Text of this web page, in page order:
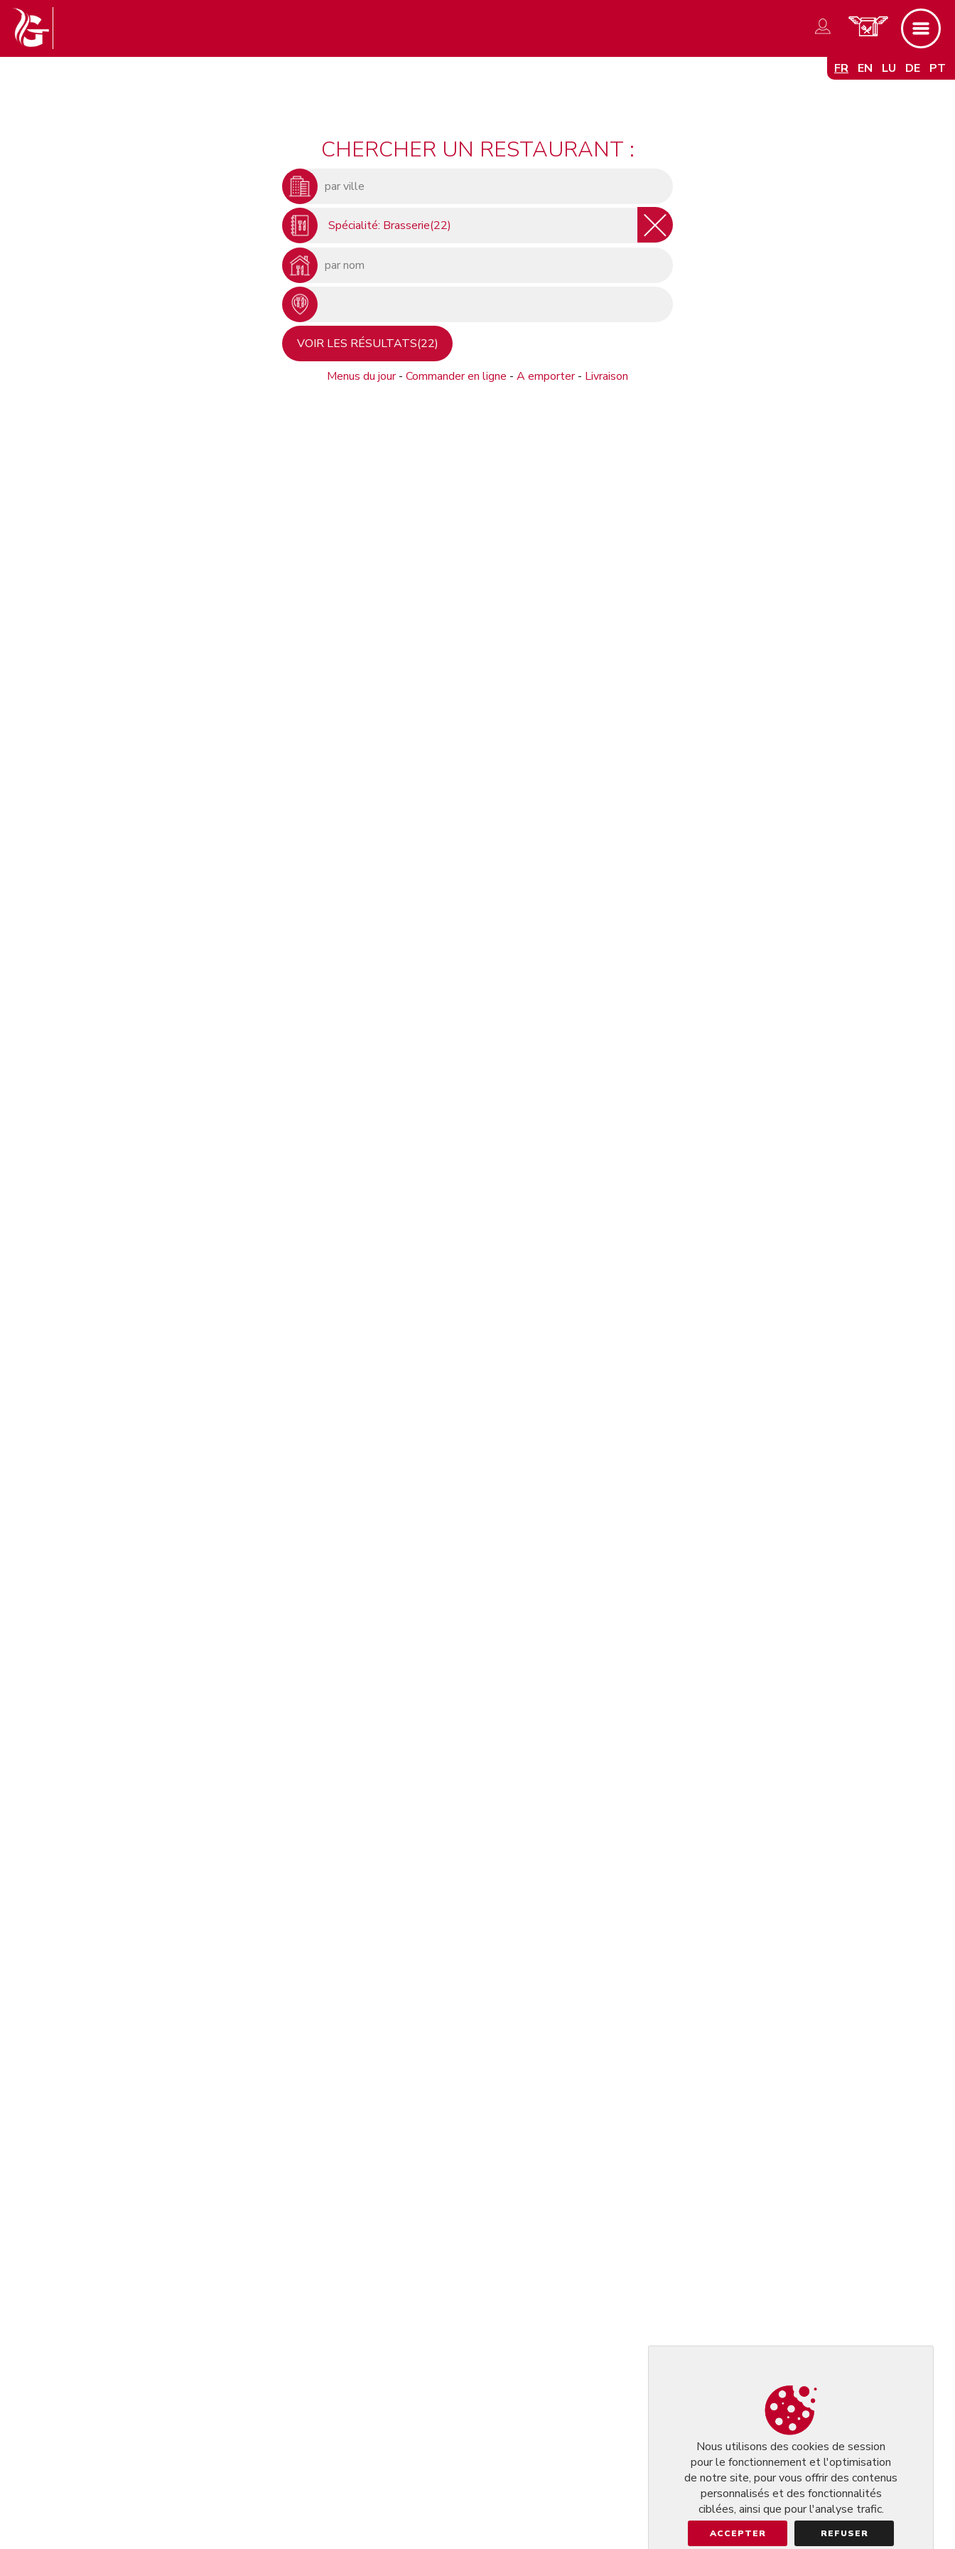
FR EN LU DE PT
CHERCHER UN RESTAURANT :
Spécialité: Brasserie(22)
Menus du jour- Commander en ligne - A emporter- Livraison
Nous utilisons des cookies de session
pour le fonctionnement et l'optimisation
de notre site, pour vous offrir des contenus
personnalisés et des fonctionnalités
ciblées, ainsi que pour l'analyse trafic.
ACCEPTER REFUSER